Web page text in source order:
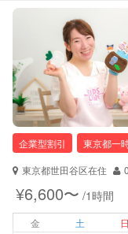
障がい児対応
レッスン
定期予約
お子様の撮影
（定期特典）
特徴 料金
サポートの特徴
資格
対応可能/特徴
病児対応
企業型割引 東京都一
東京都世田谷区在住
¥6,600〜 /1時間
金 土 日